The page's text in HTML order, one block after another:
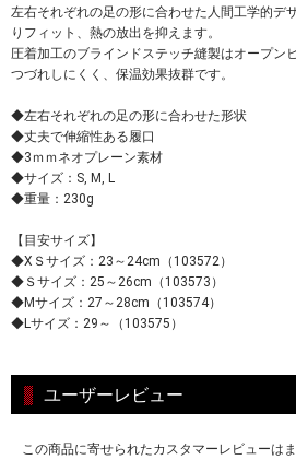
左右それぞれの足の形に合わせた人間工学的デ
りフィット、熱の放出を抑えます。
圧着加工のブラインドステッチ縫製はオープン
つづれしにくく、保温効果抜群です。
◆左右それぞれの足の形に合わせた形状
◆丈夫で伸縮性ある履口
◆3ｍｍネオプレーン素材
◆サイズ：S, M, L
◆重量：230g
【目安サイズ】
◆XＳサイズ：23～24cm（103572）
◆Ｓサイズ：25～26cm（103573）
◆Mサイズ：27～28cm（103574）
◆Lサイズ：29～（103575）
ユーザーレビュー
この商品に寄せられたカスタマーレビューはま